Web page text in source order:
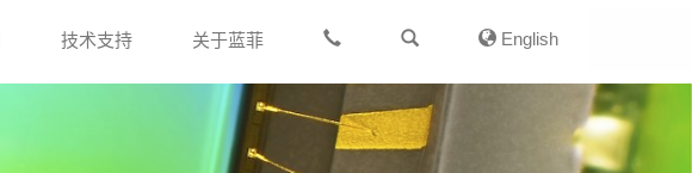
技术支持 关于蓝菲 English